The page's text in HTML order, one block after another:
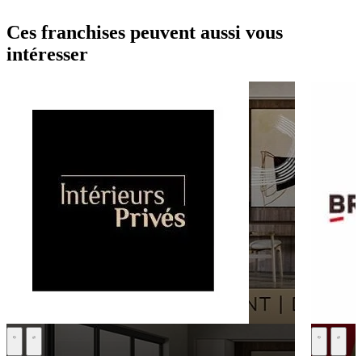
Ces franchises peuvent aussi vous
intéresser